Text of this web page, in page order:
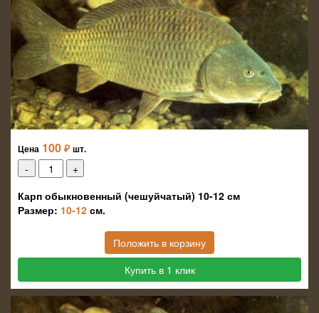
Цена 100 ₽ шт.
Карп обыкновенный (чешуйчатый) 10-12 см
Размер: 10-12 см.
Положить в корзину
Купить в 1 клик